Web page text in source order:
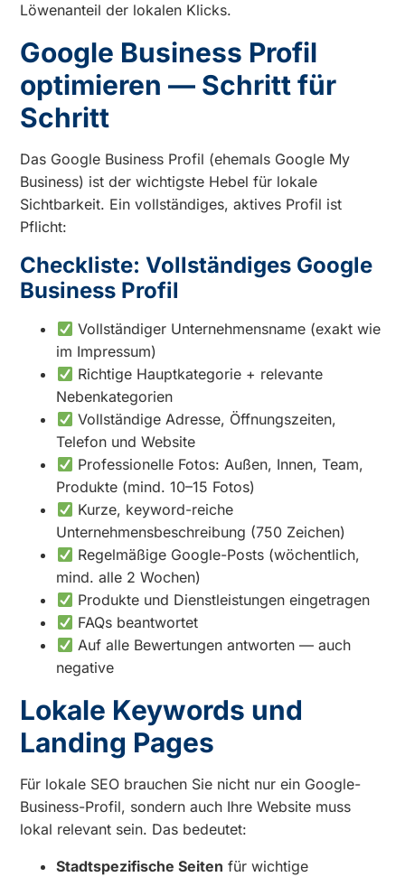
Löwenanteil der lokalen Klicks.
Google Business Profil
optimieren — Schritt für
Schritt
Das Google Business Profil (ehemals Google My
Business) ist der wichtigste Hebel für lokale
Sichtbarkeit. Ein vollständiges, aktives Profil ist
Pflicht:
Checkliste: Vollständiges Google
Business Profil
Vollständiger Unternehmensname (exakt wie
im Impressum)
Richtige Hauptkategorie + relevante
Nebenkategorien
Vollständige Adresse, Öffnungszeiten,
Telefon und Website
Professionelle Fotos: Außen, Innen, Team,
Produkte (mind. 10–15 Fotos)
Kurze, keyword-reiche
Unternehmensbeschreibung (750 Zeichen)
Regelmäßige Google-Posts (wöchentlich,
mind. alle 2 Wochen)
Produkte und Dienstleistungen eingetragen
FAQs beantwortet
Auf alle Bewertungen antworten — auch
negative
Lokale Keywords und
Landing Pages
Für lokale SEO brauchen Sie nicht nur ein Google-
Business-Profil, sondern auch Ihre Website muss
lokal relevant sein. Das bedeutet:
Stadtspezifische Seiten für wichtige